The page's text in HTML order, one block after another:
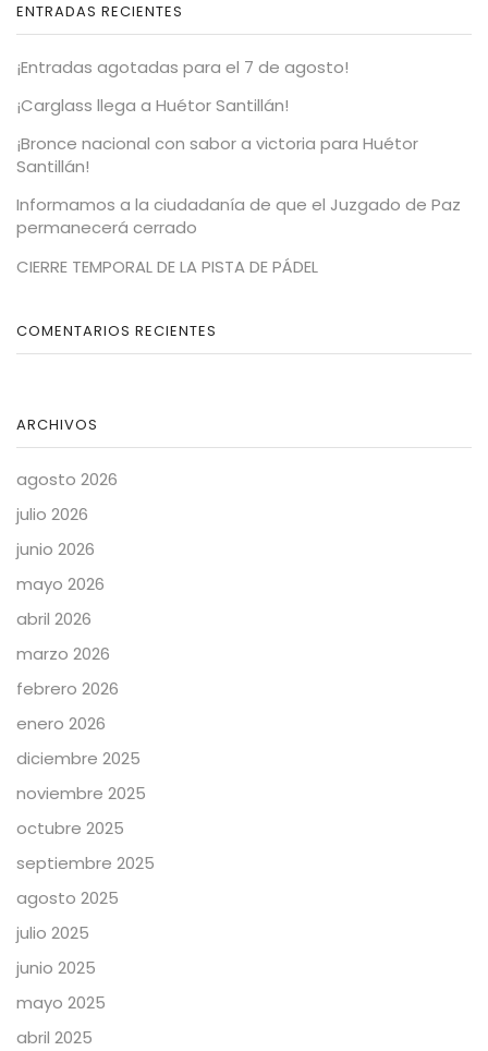
ENTRADAS RECIENTES
¡Entradas agotadas para el 7 de agosto!
¡Carglass llega a Huétor Santillán!
¡Bronce nacional con sabor a victoria para Huétor
Santillán!
Informamos a la ciudadanía de que el Juzgado de Paz
permanecerá cerrado
CIERRE TEMPORAL DE LA PISTA DE PÁDEL
COMENTARIOS RECIENTES
ARCHIVOS
agosto 2026
julio 2026
junio 2026
mayo 2026
abril 2026
marzo 2026
febrero 2026
enero 2026
diciembre 2025
noviembre 2025
octubre 2025
septiembre 2025
agosto 2025
julio 2025
junio 2025
mayo 2025
abril 2025